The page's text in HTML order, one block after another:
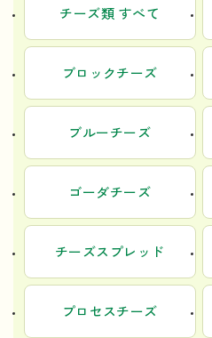
チーズ類 すべて
ブロックチーズ
ブルーチーズ
ゴーダチーズ
チーズスプレッド
プロセスチーズ